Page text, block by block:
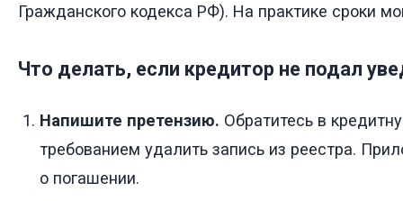
Гражданского кодекса РФ). На практике сроки
Что делать, если кредитор не подал
Напишите претензию. Обратитесь в
требованием удалить запись из реестра.
о погашении.